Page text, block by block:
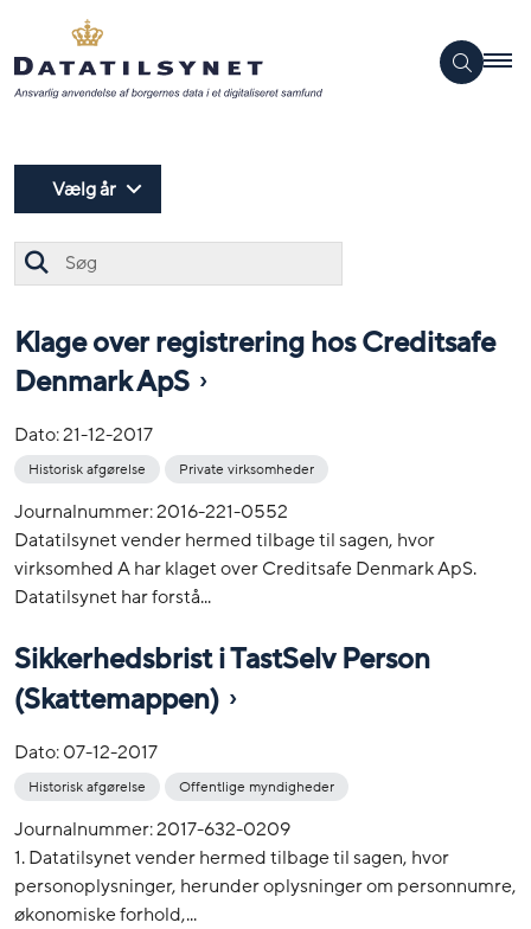
Vælg år
Klage over registrering hos Creditsafe
Denmark ApS
Dato:21-12-2017
Historisk afgørelse Private virksomheder
Journalnummer: 2016-221-0552
Datatilsynet vender hermed tilbage til sagen, hvor
virksomhed A har klaget over Creditsafe Denmark ApS.
Datatilsynet har forstå...
Sikkerhedsbrist i TastSelv Person
(Skattemappen)
Dato:07-12-2017
Historisk afgørelse Offentlige myndigheder
Journalnummer: 2017-632-0209
1. Datatilsynet vender hermed tilbage til sagen, hvor
personoplysninger, herunder oplysninger om personnumre,
økonomiske forhold,...